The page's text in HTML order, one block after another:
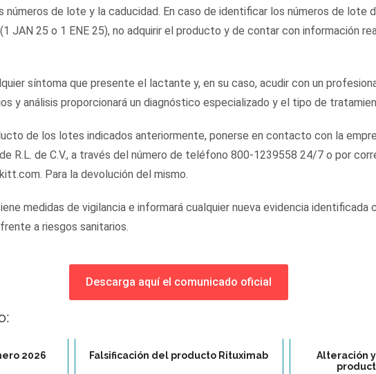
números de lote y la caducidad. En caso de identificar los números de lote
JAN 25 o 1 ENE 25), no adquirir el producto y de contar con información
síntoma que presente el lactante y, en su caso, acudir con un
y análisis proporcionará un diagnóstico especializado y el tipo de
de los lotes indicados anteriormente, ponerse en contacto con la
R.L. de C.V., a través del número de teléfono 800-1239558 24/7 o por
Para la devolución del mismo.
medidas de vigilancia e informará cualquier nueva evidencia identificada
a riesgos sanitarios.
Descarga aquí el comunicado oficial
2026 Falsificación del producto Rituximab
Alteración